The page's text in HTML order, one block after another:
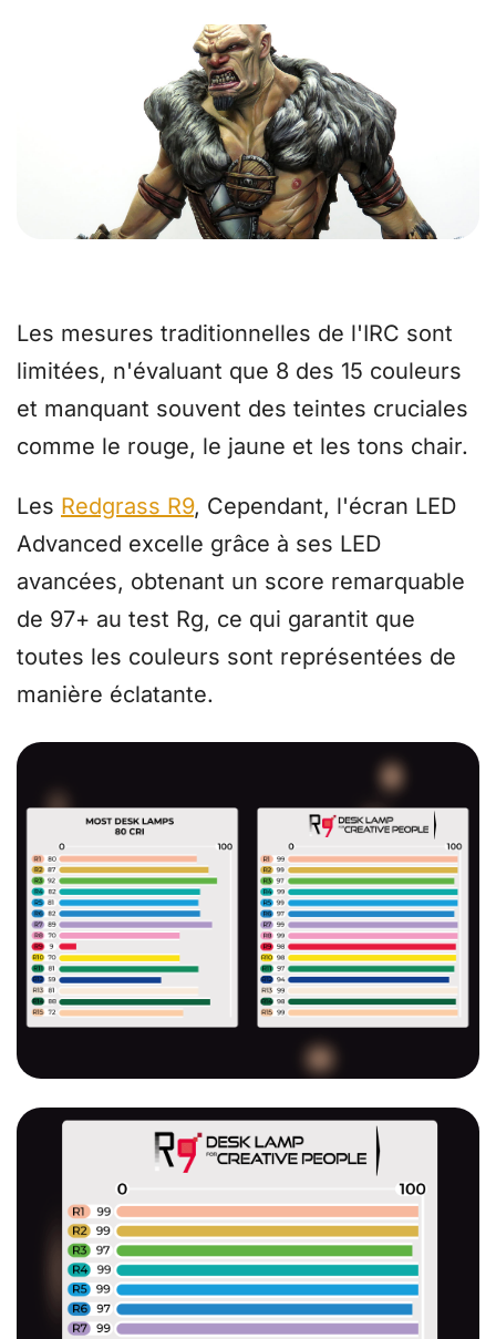
Les mesures traditionnelles de l'IRC sont
limitées, n'évaluant que 8 des 15 couleurs
et manquant souvent des teintes cruciales
comme le rouge, le jaune et les tons chair.
Les Redgrass R9, Cependant, l'écran LED
Advanced excelle grâce à ses LED
avancées, obtenant un score remarquable
de 97+ au test Rg, ce qui garantit que
toutes les couleurs sont représentées de
manière éclatante.